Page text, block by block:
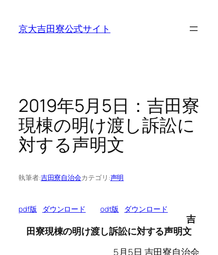
京大吉田寮公式サイト
2019年5月5日：吉田寮
現棟の明け渡し訴訟に
対する声明文
執筆者:吉田寮自治会カテゴリ:声明
pdf版 ダウンロード odt版 ダウンロード
吉
田寮現棟の明け渡し訴訟に対する声明文
5月5日 吉田寮自治会